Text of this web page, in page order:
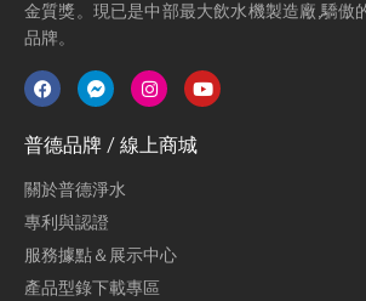
金質獎。現已是中部最大飲水機製造廠,驕傲
品牌。
普德品牌 / 線上商城
關於普德淨水
專利與認證
服務據點＆展示中心
產品型錄下載專區